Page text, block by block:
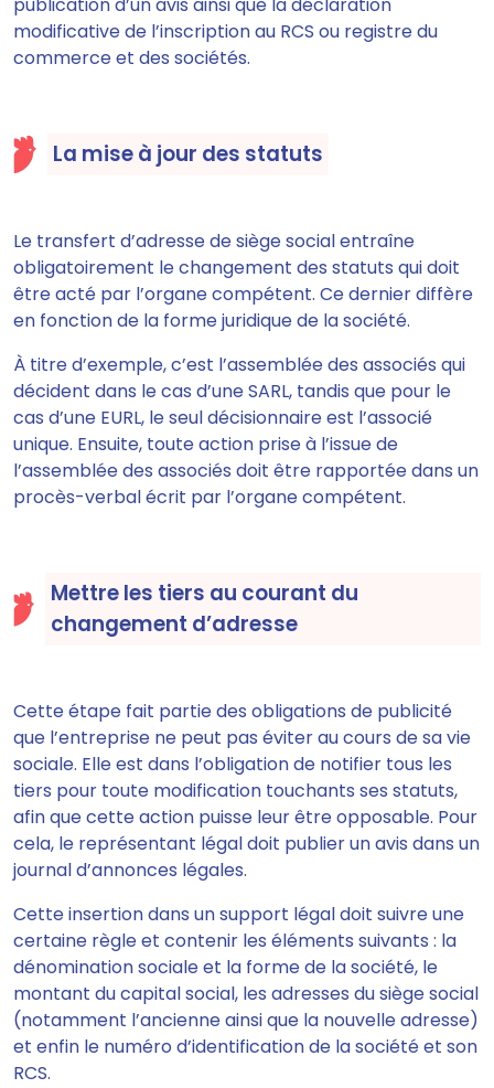
publication d’un avis ainsi que la déclaration
modificative de l’inscription au RCS ou registre du
commerce et des sociétés.
La mise à jour des statuts
Le transfert d’adresse de siège social entraîne
obligatoirement le changement des statuts qui doit
être acté par l’organe compétent. Ce dernier diffère
en fonction de la forme juridique de la société.
À titre d’exemple, c’est l’assemblée des associés qui
décident dans le cas d’une SARL, tandis que pour le
cas d’une EURL, le seul décisionnaire est l’associé
unique. Ensuite, toute action prise à l’issue de
l’assemblée des associés doit être rapportée dans un
procès-verbal écrit par l’organe compétent.
Mettre les tiers au courant du
changement d’adresse
Cette étape fait partie des obligations de publicité
que l’entreprise ne peut pas éviterau cours de sa vie
sociale. Elle est dans l’obligation de notifier tous les
tiers pour toute modification touchants ses statuts,
afin que cette action puisse leur être opposable. Pour
cela, le représentant légal doit publier un avis dans un
journal d’annonces légales.
Cette insertion dans un support légal doit suivre une
certaine règle et contenir les éléments suivants : la
dénomination sociale et la forme de la société, le
montant du capital social, les adresses du siège social
(notamment l’ancienne ainsi que la nouvelle adresse)
et enfin le numéro d’identification de la société et son
RCS.